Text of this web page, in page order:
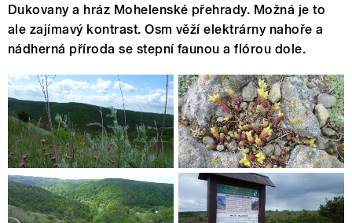
Dukovany a hráz Mohelenské přehrady. Možná je to
ale zajímavý kontrast. Osm věží elektrárny nahoře a
nádherná příroda se stepní faunou a flórou dole.